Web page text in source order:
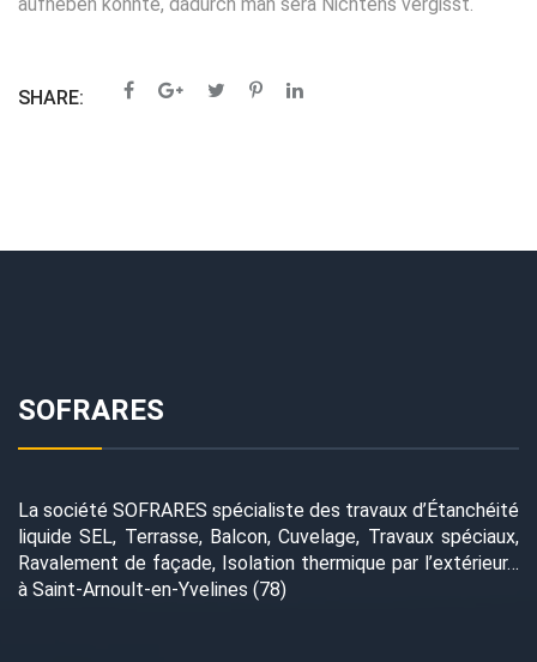
SHARE:
SOFRARES
La société SOFRARES spécialiste des travaux d’Étanchéité
liquide SEL, Terrasse, Balcon, Cuvelage, Travaux spéciaux,
Ravalement de façade, Isolation thermique par l’extérieur…
à Saint-Arnoult-en-Yvelines (78)